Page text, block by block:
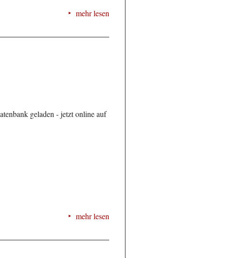
mehr lesen
geladen - jetzt online auf
mehr lesen